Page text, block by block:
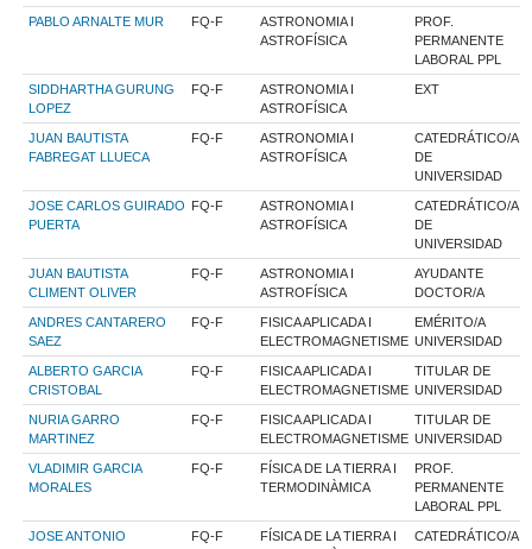
PABLO ARNALTE MUR FQ-F
ASTRONOMIA I
ASTROFÍSICA
PROF.
PERMANENTE
LABORAL PPL
SIDDHARTHA GURUNG
LOPEZ
FQ-F
ASTRONOMIA I
ASTROFÍSICA
EXT
JUAN BAUTISTA
FABREGAT LLUECA
FQ-F
ASTRONOMIA I
ASTROFÍSICA
CATEDRÁTICO/A
DE
UNIVERSIDAD
JOSE CARLOS GUIRADO
PUERTA
FQ-F
ASTRONOMIA I
ASTROFÍSICA
CATEDRÁTICO/A
DE
UNIVERSIDAD
JUAN BAUTISTA
CLIMENT OLIVER
FQ-F
ASTRONOMIA I
ASTROFÍSICA
AYUDANTE
DOCTOR/A
ANDRES CANTARERO
SAEZ
FQ-F
FISICA APLICADA I
ELECTROMAGNETISME
EMÉRITO/A
UNIVERSIDAD
ALBERTO GARCIA
CRISTOBAL
FQ-F
FISICA APLICADA I
ELECTROMAGNETISME
TITULAR DE
UNIVERSIDAD
NURIA GARRO
MARTINEZ
FQ-F
FISICA APLICADA I
ELECTROMAGNETISME
TITULAR DE
UNIVERSIDAD
VLADIMIR GARCIA
MORALES
FQ-F
FÍSICA DE LA TIERRA I
TERMODINÀMICA
PROF.
PERMANENTE
LABORAL PPL
JOSE ANTONIO
FQ-F
FÍSICA DE LA TIERRA I
CATEDRÁTICO/A